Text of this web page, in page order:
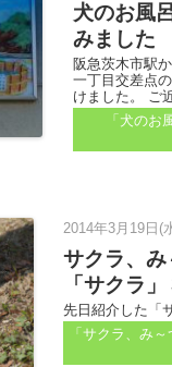
犬のお風
みました
阪急茨木市駅
一丁目交差点
けました。 ご
「犬のお
2014年3月19日(
サクラ、
「サクラ
先日紹介した「
「サクラ、み